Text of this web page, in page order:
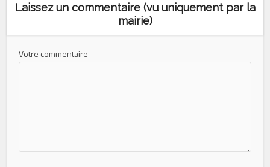
Laissez un commentaire (vu uniquement par la
mairie)
Votre commentaire